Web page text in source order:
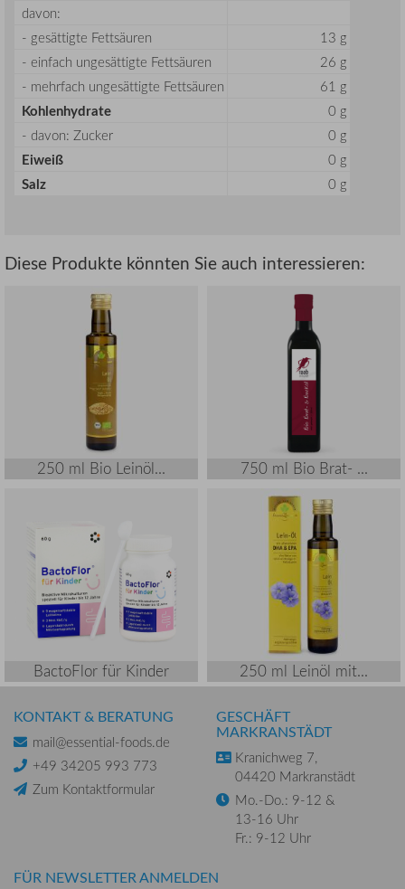
davon:
- gesättigte Fettsäuren
13 g
- einfach ungesättigte Fettsäuren
26 g
- mehrfach ungesättigte Fettsäuren
61 g
Kohlenhydrate
0 g
- davon: Zucker
0 g
Eiweiß 0 g
Salz 0 g
Diese Produkte könnten Sie auch interessieren:
250 ml Bio Leinöl... 750 ml Bio Brat- ...
BactoFlor für Kinder 250 ml Leinöl mit...
KONTAKT & BERATUNG
mail@essential-foods.de
+49 34205 993 773
Zum Kontaktformular
GESCHÄFT
MARKRANSTÄDT
Kranichweg 7,
04420 Markranstädt
Mo.-Do.: 9-12 &
13-16 Uhr
Fr.: 9-12 Uhr
FÜR NEWSLETTER ANMELDEN